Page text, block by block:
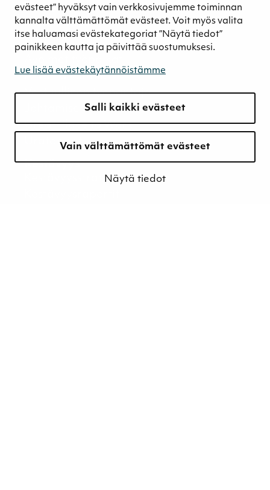
evästeet” hyväksyt vain verkkosivujemme toiminnan
kannalta välttämättömät evästeet. Voit myös valita
itse haluamasi evästekategoriat ”Näytä tiedot”
painikkeen kautta ja päivittää suostumuksesi.
Lue lisää evästekäytännöistämme
Salli kaikki evästeet
Vain välttämättömät evästeet
Näytä tiedot
Energiaturve
Maa-alueet
Ura
Arvot ja kulttuuri
Vastuullinen työnantaja
Johtamisen periaatteemme
Great Place to Work
Uratarinat
Kestävyys
Kestävyysstrategia